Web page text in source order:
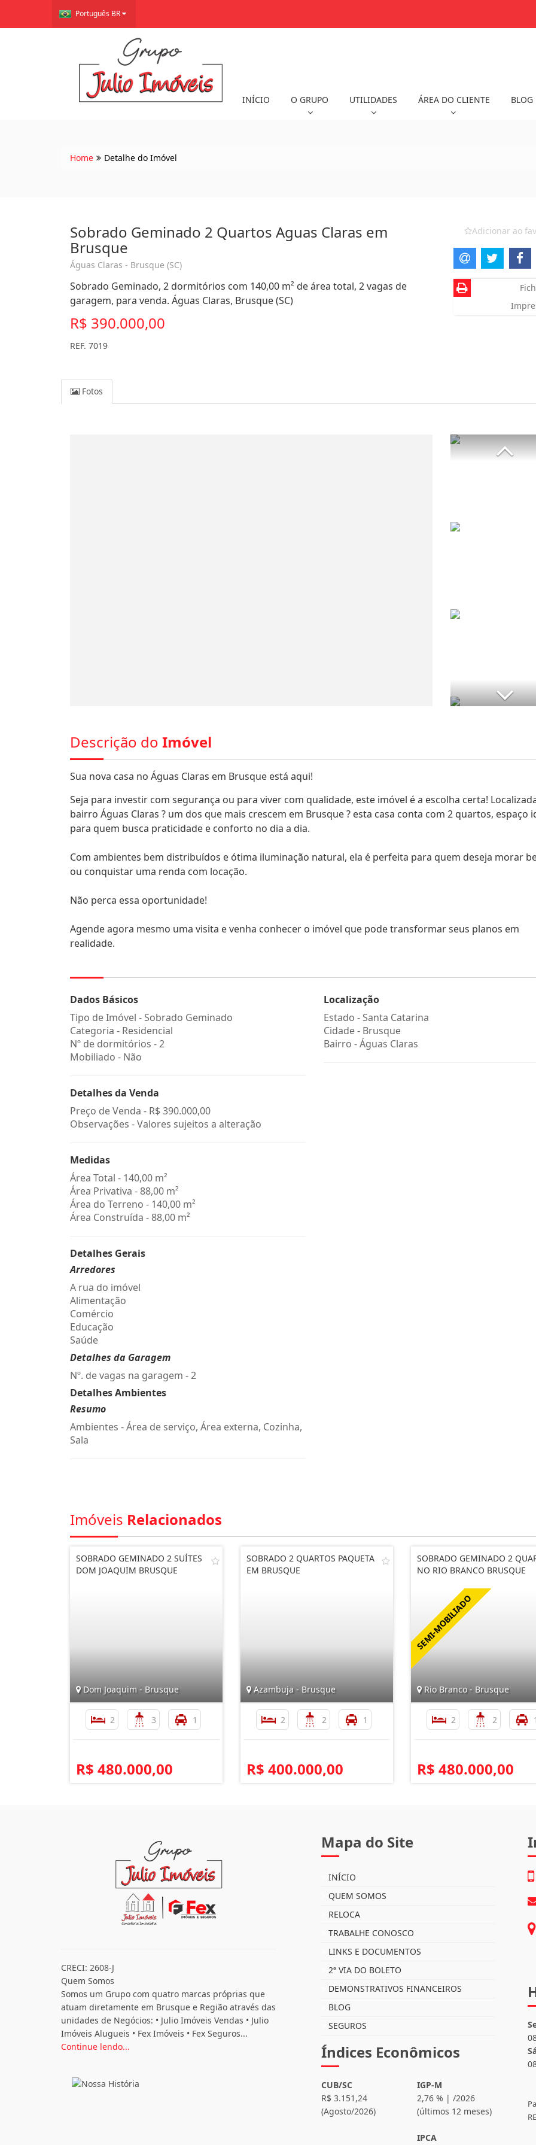
Português BR
INÍCIO O GRUPO UTILIDADES ÁREA DO CLIENTE BLOG
Home Detalhe do Imóvel
Sobrado Geminado 2 Quartos Aguas Claras em
Brusque
Águas Claras - Brusque (SC)
Sobrado Geminado, 2 dormitórios com 140,00 m² de área total, 2 vagas de
garagem, para venda. Águas Claras, Brusque (SC)
R$ 390.000,00
REF. 7019
Adicionar ao
Fotos
Descrição do Imóvel
Sua nova casa no Águas Claras em Brusque está aqui!
Seja para investir com segurança ou para viver com qualidade, este imóvel é a escolha certa!
bairro Águas Claras ? um dos que mais crescem em Brusque ? esta casa conta com 2 quartos, espaço
para quem busca praticidade e conforto no dia a dia.
Com ambientes bem distribuídos e ótima iluminação natural, ela é perfeita para quem deseja morar
ou conquistar uma renda com locação.
Não perca essa oportunidade!
Agende agora mesmo uma visita e venha conhecer o imóvel que pode transformar seus planos em
realidade.
Dados Básicos
Tipo de Imóvel - Sobrado Geminado
Categoria - Residencial
Nº de dormitórios - 2
Mobiliado - Não
Detalhes da Venda
Preço de Venda - R$ 390.000,00
Observações - Valores sujeitos a alteração
Medidas
Área Total - 140,00 m²
Área Privativa - 88,00 m²
Área do Terreno - 140,00 m²
Área Construída - 88,00 m²
Detalhes Gerais
Arredores
A rua do imóvel
Alimentação
Comércio
Educação
Saúde
Detalhes da Garagem
Nº. de vagas na garagem - 2
Detalhes Ambientes
Resumo
Ambientes - Área de serviço, Área externa, Cozinha,
Sala
Localização
Estado -Santa Catarina
Cidade - Brusque
Bairro -Águas Claras
Imóveis Relacionados
SOBRADO GEMINADO 2 SUÍTES
DOM JOAQUIM BRUSQUE
Dom Joaquim - Brusque
2 3 1
R$ 480.000,00
SOBRADO 2 QUARTOS PAQUETA
EM BRUSQUE
Azambuja - Brusque
2 2 1
R$ 400.000,00
SOBRADO GEMINADO 2
NO RIO BRANCO BRUSQUE
Rio Branco - Brusque
2 2 1
R$ 480.000,00
CRECI: 2608-J
Quem Somos
unidades de Negócios: • Julio Imóveis Vendas • Julio
Mapa do Site
INÍCIO
QUEM SOMOS
RELOCA
TRABALHE CONOSCO
LINKS E DOCUMENTOS
2ª VIA DO BOLETO
DEMONSTRATIVOS FINANCEIROS
BLOG
SEGUROS
Índices Econômicos